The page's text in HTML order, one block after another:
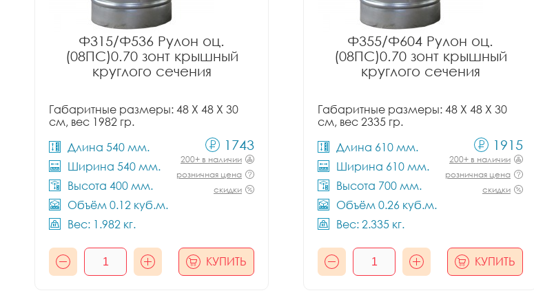
Ф315/Ф536 Рулон оц.
(08ПС)0.70 зонт крышный
круглого сечения
Габаритные размеры: 48 X 48 X 30
см, вес 1982 гр.
Длина 540 мм.
Ширина 540 мм.
Высота 400 мм.
Объём 0.12 куб.м.
Вес: 1.982 кг.
1743
200+ в наличии
розничная цена
скидки
КУПИТЬ
Ф355/Ф604 Рулон оц.
(08ПС)0.70 зонт крышный
круглого сечения
Габаритные размеры: 48 X 48 X 30
см, вес 2335 гр.
Длина 610 мм.
Ширина 610 мм.
Высота 700 мм.
Объём 0.26 куб.м.
Вес: 2.335 кг.
1915
200+ в наличии
розничная цена
скидки
КУПИТЬ